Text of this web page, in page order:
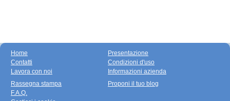
Home
Contatti
Lavora con noi
Presentazione
Condizioni d'uso
Informazioni azienda
Rassegna stampa
F.A.Q.
Proponi il tuo blog